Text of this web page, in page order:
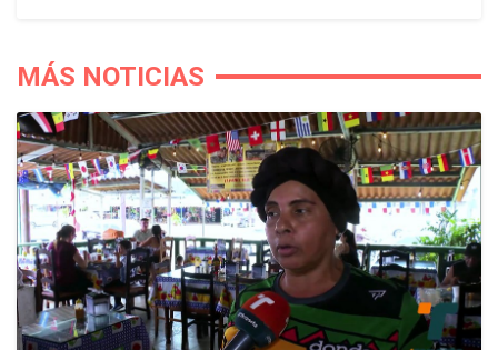
MÁS NOTICIAS